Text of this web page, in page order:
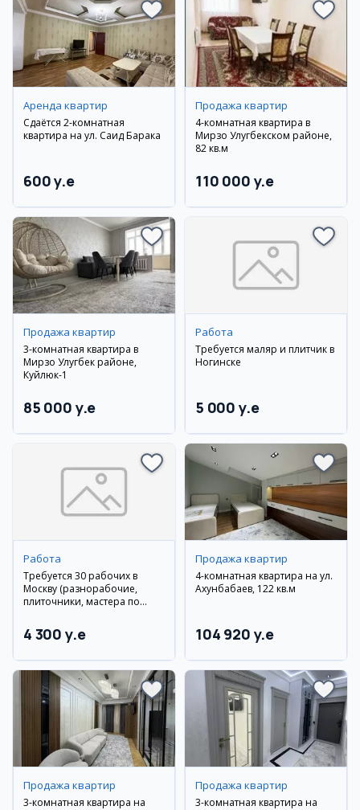
Аренда квартир
Сдаётся 2-комнатная
квартира на ул. Саид Барака
600 y.e
Продажа квартир
4-комнатная квартира в
Мирзо Улугбекском районе,
82 кв.м
110 000 y.e
Продажа квартир
3-комнатная квартира в
Мирзо Улугбек районе,
Куйлюк-1
85 000 y.e
Работа
Требуется маляр и плитчик в
Ногинске
5 000 y.e
Работа
Требуется 30 рабочих в
Москву (разнорабочие,
плиточники, мастера по
4 300 y.e
Продажа квартир
4-комнатная квартира на ул.
Ахунбабаев, 122 кв.м
104 920 y.e
Продажа квартир
3-комнатная квартира на
Продажа квартир
3-комнатная квартира на